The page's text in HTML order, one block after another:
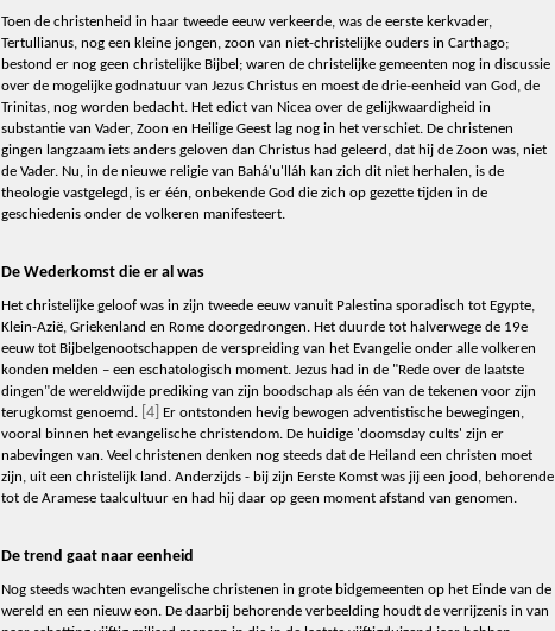
Toen de christenheid in haar tweede eeuw verkeerde, was de eerste kerkvader,
Tertullianus, nog een kleine jongen, zoon van niet-christelijke ouders in Carthago;
bestond er nog geen christelijke Bijbel; waren de christelijke gemeenten nog in discussie
over de mogelijke godnatuur van Jezus Christus en moest de drie-eenheid van God, de
Trinitas, nog worden bedacht. Het edict van Nicea over de gelijkwaardigheid in
substantie van Vader, Zoon en Heilige Geest lag nog in het verschiet. De christenen
gingen langzaam iets anders geloven dan Christus had geleerd, dat hij de Zoon was, niet
de Vader. Nu, in de nieuwe religie van Bahá'u'lláh kan zich dit niet herhalen, is de
theologie vastgelegd, is er één, onbekende God die zich op gezette tijden in de
geschiedenis onder de volkeren manifesteert.
De Wederkomst die er al was
Het christelijke geloof was in zijn tweede eeuw vanuit Palestina sporadisch tot Egypte,
Klein-Azië, Griekenland en Rome doorgedrongen. Het duurde tot halverwege de 19e
eeuw tot Bijbelgenootschappen de verspreiding van het Evangelie onder alle volkeren
konden melden – een eschatologisch moment. Jezus had in de "Rede over de laatste
dingen"de wereldwijde prediking van zijn boodschap als één van de tekenen voor zijn
terugkomst genoemd. [4]
Er ontstonden hevig bewogen adventistische bewegingen,
vooral binnen het evangelische christendom. De huidige 'doomsday cults' zijn er
nabevingen van. Veel christenen denken nog steeds dat de Heiland een christen moet
zijn, uit een christelijk land. Anderzijds - bij zijn Eerste Komst was jij een jood, behorende
tot de Aramese taalcultuur en had hij daar op geen moment afstand van genomen.
De trend gaat naar eenheid
Nog steeds wachten evangelische christenen in grote bidgemeenten op het Einde van de
wereld en een nieuw eon. De daarbij behorende verbeelding houdt de verrijzenis in van